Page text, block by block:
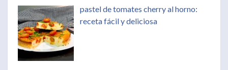
pastel de tomates cherry al horno:
receta fácil y deliciosa